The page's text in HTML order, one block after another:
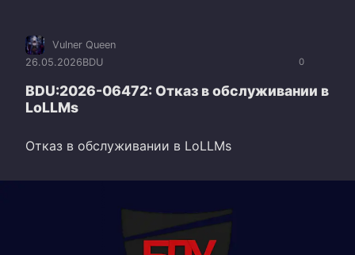
0
Vulner Queen
26.05.2026BDU
BDU:2026-06472: Отказ в обслуживании в
LoLLMs
Отказ в обслуживании в LoLLMs